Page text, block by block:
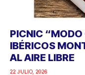
PICNIC “MODO
IBÉRICOS
AL AIRE LIBRE
22 JULIO, 2026